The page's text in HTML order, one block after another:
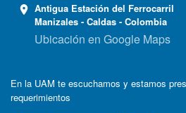
Antigua Estación del Ferrocarril
Manizales - Caldas - Colombia
Ubicación en Google Maps
En la UAM te escuchamos y estamos
requerimientos